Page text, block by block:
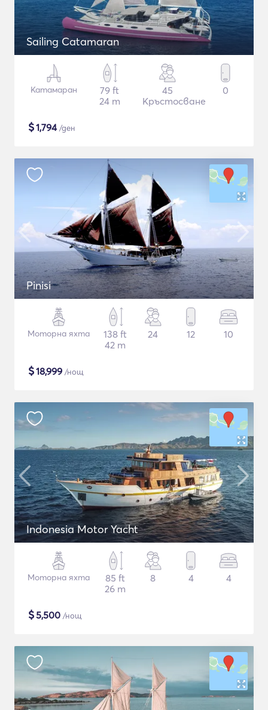
Sailing Catamaran
Катамаран
79 ft
24 m
45
Кръстосване
0
$1,794/ден
Pinisi
Моторна яхта
138 ft
42 m
24 12 10
$18,999 /нощ
Indonesia Motor Yacht
Моторна яхта
85 ft
26 m
8 4 4
$5,500 /нощ